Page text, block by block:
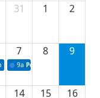
ugovora sa neprofitnim
31 1 2
ugovora o stipendijama
Podrška razvoju vodne
7
9a Početak izgradnje nove
8 9
14 15 16